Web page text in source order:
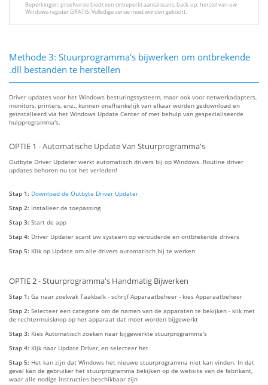
Beperkingen: proefversie biedt een onbeperkt aantal scans, back-up, herstel van uw
Windows-register GRATIS. Volledige versie moet worden gekocht.
Methode 3: Stuurprogramma's bijwerken om ontbrekende
.dll bestanden te herstellen
Driver updates voor het Windows besturingssysteem, maar ook voor netwerkadapters,
monitors, printers, enz., kunnen onafhankelijk van elkaar worden gedownload en
geïnstalleerd via het Windows Update Center of met behulp van gespecialiseerde
hulpprogramma's.
OPTIE 1 - Automatische Update Van Stuurprogramma's
Outbyte Driver Updater werkt automatisch drivers bij op Windows. Routine driver
updates behoren nu tot het verleden!
Stap 1: Download de Outbyte Driver Updater
Stap 2: Installeer de toepassing
Stap 3: Start de app
Stap 4: Driver Updater scant uw systeem op verouderde en ontbrekende drivers
Stap 5: Klik op Update om alle drivers automatisch bij te werken
OPTIE 2 - Stuurprogramma's Handmatig Bijwerken
Stap 1: Ga naar zoekvak Taakbalk - schrijf Apparaatbeheer - kies Apparaatbeheer
Stap 2: Selecteer een categorie om de namen van de apparaten te bekijken - klik met
de rechtermuisknop op het apparaat dat moet worden bijgewerkt
Stap 3: Kies Automatisch zoeken naar bijgewerkte stuurprogramma's
Stap 4: Kijk naar Update Driver, en selecteer het
Stap 5: Het kan zijn dat Windows het nieuwe stuurprogramma niet kan vinden. In dat
geval kan de gebruiker het stuurprogramma bekijken op de website van de fabrikant,
waar alle nodige instructies beschikbaar zijn